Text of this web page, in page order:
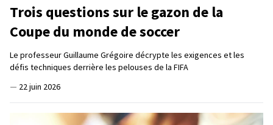
Trois questions sur le gazon de la
Coupe du monde de soccer
Le professeur Guillaume Grégoire décrypte les exigences et les
défis techniques derrière les pelouses de la FIFA
— 22 juin 2026